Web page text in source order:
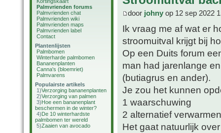
Palmvrienden forums
Palmvrienden chat
Palmvrienden wiki
Palmvrienden maps
Palmvrienden label
Contact
Plantenlijsten
Palmbomen
Winterharde palmbomen
Bananenplanten
Canna's (bloemriet)
Palmvarens
Populairste artikels
1)Verzorging bananenplanten
2)Verzorging van palmen
3)Hoe een bananenplant
beschermen in de winter?
4)De 10 winterhardste
palmbomen ter wereld
5)Zaaien van avocado
door johny op 12 sep 2022
Ik vraag me af wat er
stroomuitval krijgt bij
Op een Duits forum
man had jarenlange
(butiagrus en ander).
Je zou het kunnen
1 waarschuwing
2 alternatief verwarmen
Het gaat natuurlijk